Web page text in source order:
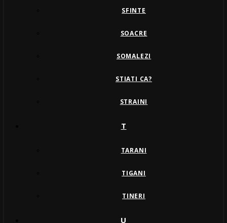
SFINTE
SOACRE
SOMALEZI
STIATI CA?
STRAINI
T
TARANI
TIGANI
TINERI
U